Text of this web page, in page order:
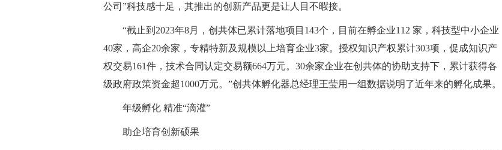
公司”科技感十足，其推出的创新产品更是让人目不暇接。
“截止到2023年8月，创共体已累计落地项目143个，目前在孵企业112 家，科技型中小企业
40家，高企20余家，专精特新及规模以上培育企业3家。授权知识产权累计303项，促成知识产
权交易161件，技术合同认定交易额664万元。30余家企业在创共体的协助支持下，累计获得各
级政府政策资金超1000万元。”创共体孵化器总经理王莹用一组数据说明了近年来的孵化成果。
年级孵化 精准“滴灌”
助企培育创新硕果